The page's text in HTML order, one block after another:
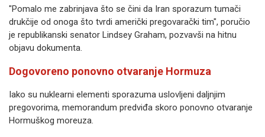
"Pomalo me zabrinjava što se čini da Iran sporazum tumači
drukčije od onoga što tvrdi američki pregovarački tim", poručio
je republikanski senator Lindsey Graham, pozvavši na hitnu
objavu dokumenta.
Dogovoreno ponovno otvaranje Hormuza
Iako su nuklearni elementi sporazuma uslovljeni daljnjim
pregovorima, memorandum predviđa skoro ponovno otvaranje
Hormuškog moreuza.